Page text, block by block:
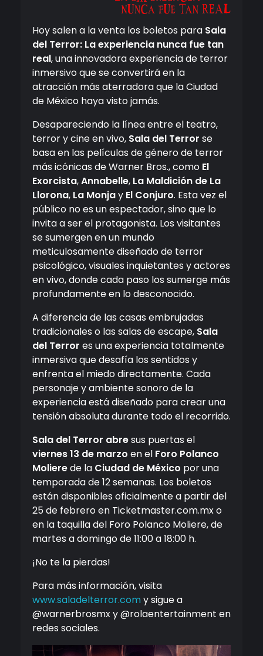
Hoy salen a la venta los boletos para Sala
del Terror: La experiencia nunca fue tan
real, una innovadora experiencia de terror
inmersivo que se convertirá en la
atracción más aterradora que la Ciudad
de México haya visto jamás.
Desapareciendo la línea entre el teatro,
terror y cine en vivo, Sala del Terror se
basa en las películas de género de terror
más icónicas de Warner Bros., como El
Exorcista,Annabelle, La Maldición de La
Llorona, La Monjay El Conjuro. Esta vez el
público no es un espectador, sino que lo
invita a ser el protagonista. Los visitantes
se sumergen en un mundo
meticulosamente diseñado de terror
psicológico, visuales inquietantes y actores
en vivo, donde cada paso los sumerge más
profundamente en lo desconocido.
A diferencia de las casas embrujadas
tradicionales o las salas de escape, Sala
del Terror es una experiencia totalmente
inmersiva que desafía los sentidos y
enfrenta el miedo directamente. Cada
personaje y ambiente sonoro de la
experiencia está diseñado para crear una
tensión absoluta durante todo el recorrido.
Sala del Terror abresus puertas el
viernes 13 de marzo en el Foro Polanco
Molierede la Ciudad de México por una
temporada de 12 semanas. Los boletos
están disponibles oficialmente a partir del
25 de febrero en Ticketmaster.com.mx o
en la taquilla del Foro Polanco Moliere, de
martes a domingo de 11:00 a 18:00 h.
¡No te la pierdas!
Para más información, visita
www.saladelterror.com y sigue a
@warnerbrosmx y @rolaentertainment en
redes sociales.